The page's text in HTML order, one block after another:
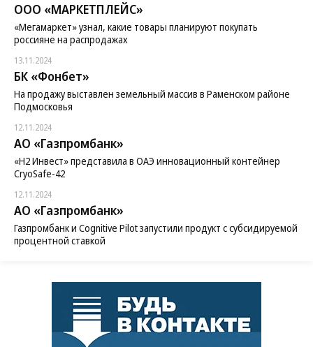
ООО «МАРКЕТПЛЕЙС»
«Мегамаркет» узнал, какие товары планируют покупать
россияне на распродажах
13.11.2024
БК «Фонбет»
На продажу выставлен земельный массив в Раменском районе
Подмосковья
12.11.2024
АО «Газпромбанк»
«H2 Инвест» представила в ОАЭ инновационный контейнер
CryoSafe-42
12.11.2024
АО «Газпромбанк»
Газпромбанк и Cognitive Pilot запустили продукт с субсидируемой
процентной ставкой